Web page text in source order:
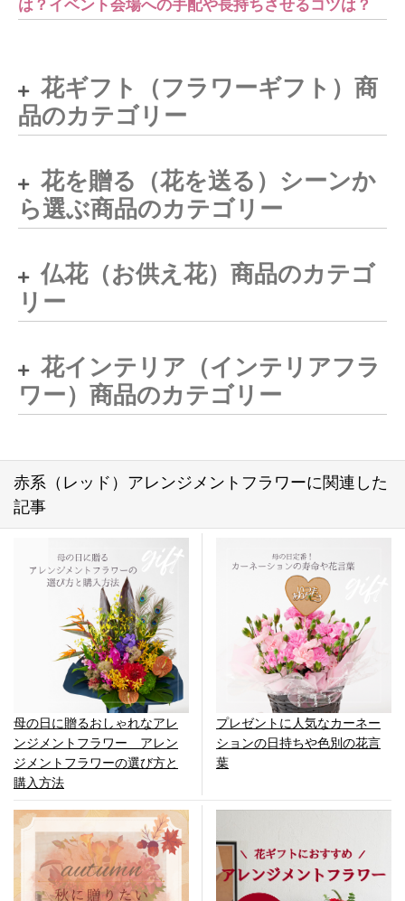
は？イベント会場への手配や長持ちさせるコツは？
花ギフト（フラワーギフト）商
品のカテゴリー
花を贈る（花を送る）シーンか
ら選ぶ商品のカテゴリー
仏花（お供え花）商品のカテゴ
リー
花インテリア（インテリアフラ
ワー）商品のカテゴリー
赤系（レッド）アレンジメントフラワーに関連した
記事
母の日に贈るおしゃれなアレ
ンジメントフラワー アレン
ジメントフラワーの選び方と
購入方法
プレゼントに人気なカーネー
ションの日持ちや色別の花言
葉